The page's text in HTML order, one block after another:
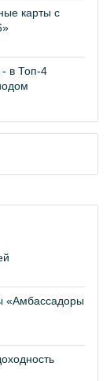
карты с
в Топ-4
«Амбассадоры